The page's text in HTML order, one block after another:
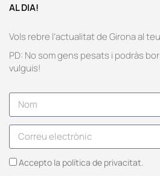
AL DIA!
Vols rebre l’actualitat de Girona al
PD: No som gens pesats i podràs
vulguis!
Accepto la política de privacitat.